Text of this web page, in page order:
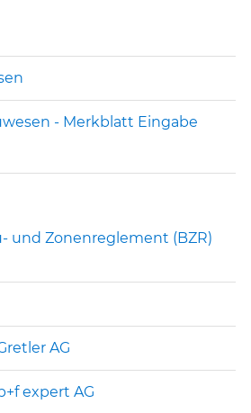
- Merkblatt Eingabe
und Zonenreglement (BZR)
AG
expert AG